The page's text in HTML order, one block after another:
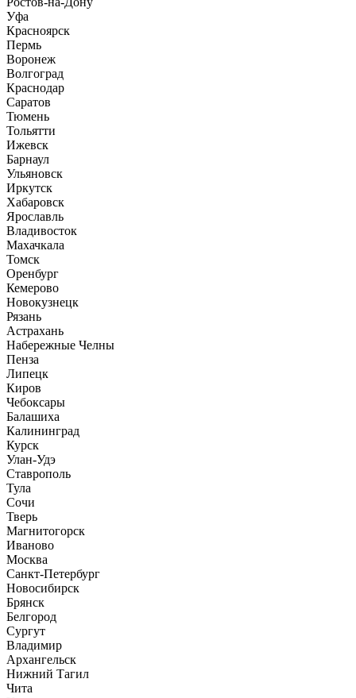
Уфа
Красноярск
Пермь
Воронеж
Волгоград
Краснодар
Саратов
Тюмень
Тольятти
Ижевск
Барнаул
Ульяновск
Иркутск
Хабаровск
Ярославль
Владивосток
Махачкала
Томск
Оренбург
Кемерово
Новокузнецк
Рязань
Астрахань
Набережные Челны
Пенза
Липецк
Киров
Чебоксары
Балашиха
Калининград
Курск
Улан-Удэ
Ставрополь
Тула
Сочи
Тверь
Магнитогорск
Иваново
Москва
Санкт-Петербург
Новосибирск
Брянск
Белгород
Сургут
Владимир
Архангельск
Нижний Тагил
Чита